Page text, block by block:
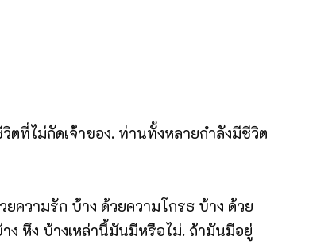
ตที่ไม่กัดเจ้าของ. ท่านทั้งหลายกำลังมีชีวิต
ความรัก บ้าง ด้วยความโกรธ บ้าง ด้วย
ง หึง บ้างเหล่านี้มันมีหรือไม่. ถ้ามันมีอยู่